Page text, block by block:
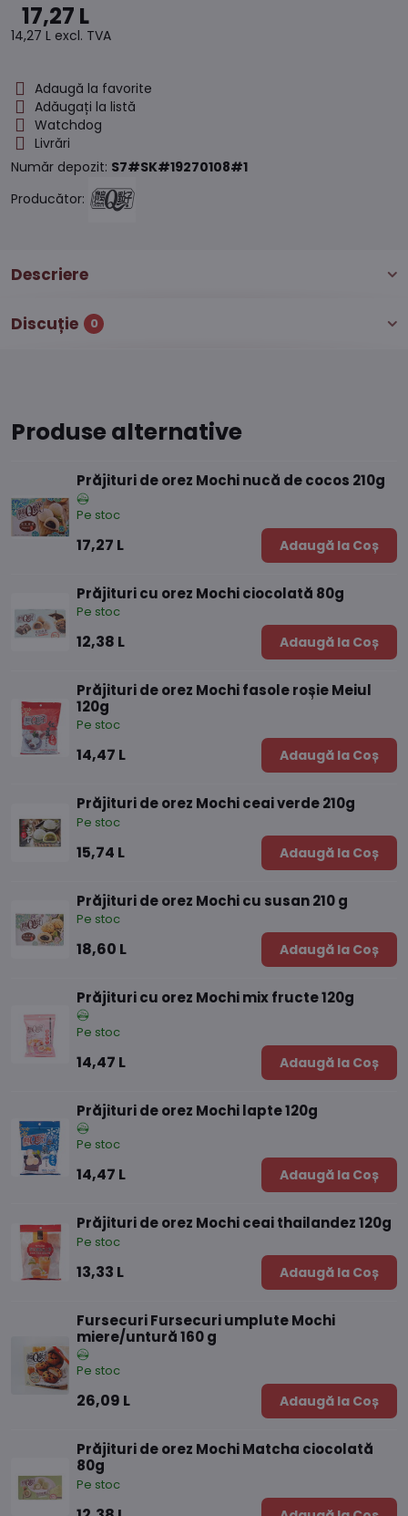
17,27 L
14,27 L excl. TVA
Adaugă la favorite
Adăugați la listă
Watchdog
Livrări
Număr depozit: S7#SK#19270108#1
Producător:
Descriere
Discuție 0
Produse alternative
Prăjituri de orez Mochi nucă de cocos 210g
Pe stoc
17,27 L Adaugă la Coș
Prăjituri cu orez Mochi ciocolată 80g
Pe stoc
12,38 L Adaugă la Coș
Prăjituri de orez Mochi fasole roșie Meiul
120g
Pe stoc
14,47 L Adaugă la Coș
Prăjituri de orez Mochi ceai verde 210g
Pe stoc
15,74 L Adaugă la Coș
Prăjituri de orez Mochi cu susan 210 g
Pe stoc
18,60 L Adaugă la Coș
Prăjituri cu orez Mochi mix fructe 120g
Pe stoc
14,47 L Adaugă la Coș
Prăjituri de orez Mochi lapte 120g
Pe stoc
14,47 L Adaugă la Coș
Prăjituri de orez Mochi ceai thailandez 120g
Pe stoc
13,33 L Adaugă la Coș
Fursecuri Fursecuri umplute Mochi
miere/untură 160 g
Pe stoc
26,09 L Adaugă la Coș
Prăjituri de orez Mochi Matcha ciocolată
80g
Pe stoc